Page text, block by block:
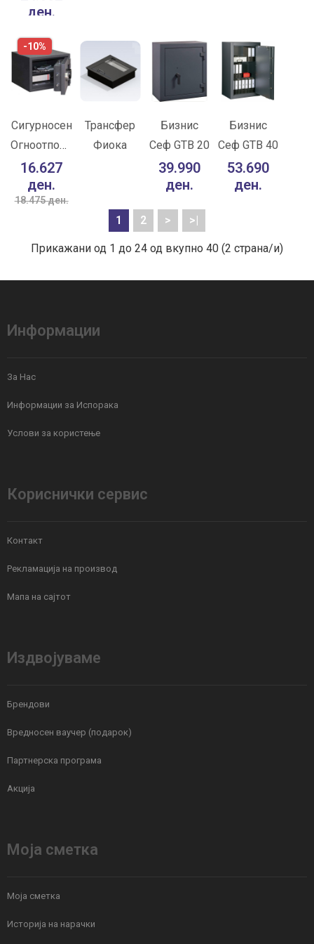
ден.
Прегради
со UL TL-30
Сертификат
-САД
-10%
Сигурносен
Огноотпорен
Сеф SS 32
16.627
ден.
18.475 ден.
ВО
КОШНИЧКА
Во желби
За споредба
Трансфер
Фиока
ВО
Во желби
За споредба
Бизнис
Сеф GTB 20
39.990
ден.
КОШНИЧКА
Во желби
За споредба
Бизнис
Сеф GTB 40
53.690
ден.
ВО
КОШНИЧКА
Во желби
За споредба
1 2 > >|
Прикажани од 1 до 24 од вкупно 40 (2 страна/и)
Информации
За Нас
Информации за Испорака
Услови за користење
Кориснички сервис
Контакт
Рекламација на производ
Мапа на сајтот
Издвојуваме
Брендови
Вредносен ваучер (подарок)
Партнерска програма
Акција
Моја сметка
Моја сметка
Историја на нарачки